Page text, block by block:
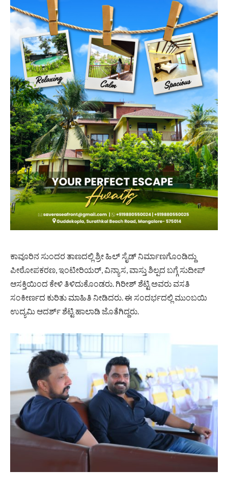
ಕಾವೂರಿನ ಸುಂದರ ತಾಣದಲ್ಲಿ ಶ್ರೀ ಹಿಲ್ ಸೈಡ್ ನಿರ್ಮಾಣಗೊಂಡಿದ್ದು
ಪೀಠೋಪಕರಣ, ಇಂಟೀರಿಯರ್, ವಿನ್ಯಾಸ, ವಾಸ್ತು ಶಿಲ್ಪದ ಬಗ್ಗೆ ಸುದೀಪ್
ಆಸಕ್ತಿಯಿಂದ ಕೇಳಿ ತಿಳಿದುಕೊಂಡರು. ಗಿರೀಶ್ ಶೆಟ್ಟಿ ಅವರು ವಸತಿ
ಸಂಕೀರ್ಣದ ಕುರಿತು ಮಾಹಿತಿ ನೀಡಿದರು. ಈ ಸಂದರ್ಭದಲ್ಲಿ ಮುಂಬಯಿ
ಉದ್ಯಮಿ ಆದರ್ಶ್ ಶೆಟ್ಟಿ ಹಾಲಾಡಿ ಜೊತೆಗಿದ್ದರು.